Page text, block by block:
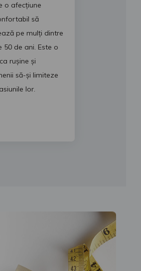
o afecțiune
să
pe mulți dintre
de ani. Este o
rușine și
să-și limiteze
lor.